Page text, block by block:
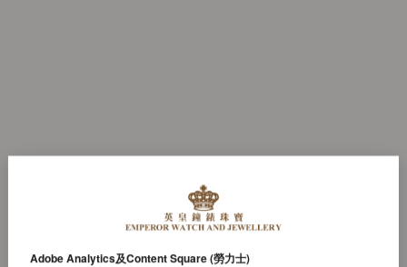
Adobe Analytics及Content Square (勞力士)